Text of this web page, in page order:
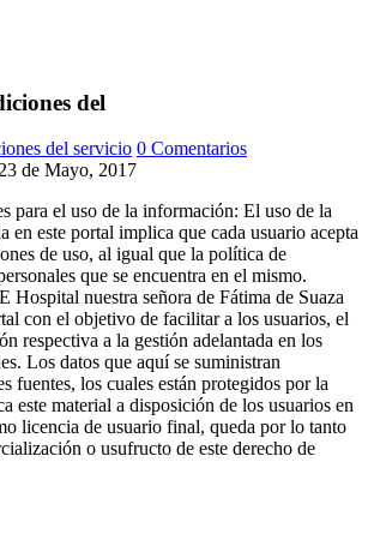
del
0 Comentarios
de Mayo, 2017
para el uso de la información: El uso de la
en este portal implica que cada usuario acepta
de uso, al igual que la política de
que se encuentra en el mismo.
Hospital nuestra señora de Fátima de Suaza
con el objetivo de facilitar a los usuarios, el
respectiva a la gestión adelantada en los
Los datos que aquí se suministran
fuentes, los cuales están protegidos por la
este material a disposición de los usuarios en
licencia de usuario final, queda por lo tanto
o usufructo de este derecho de